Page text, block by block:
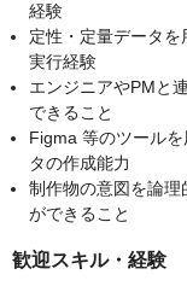
経験
定性・定量データを
実行経験
エンジニアやPMと
できること
Figma 等のツール
タの作成能力
制作物の意図を論
ができること
歓迎スキル・経験